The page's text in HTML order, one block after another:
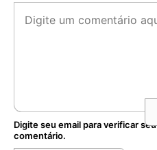
Digite seu email para verificar seu
comentário.